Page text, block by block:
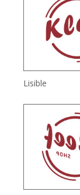
Lisible